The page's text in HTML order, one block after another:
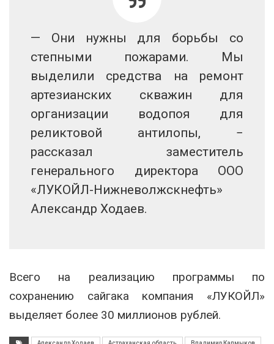
— Они нужны для борьбы со
степными пожарами. Мы
выделили средства на ремонт
артезианских скважин для
организации водопоя для
реликтовой антилопы, −
рассказал заместитель
генерального директора ООО
«ЛУКОЙЛ-Нижневолжскнефть»
Александр Ходаев.
Всего на реализацию программы по
сохранению сайгака компания «ЛУКОЙЛ»
выделяет более 30 миллионов рублей.